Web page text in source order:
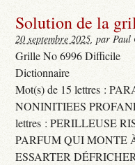
Solution de la
20 septembre 2025, par Paul
Grille No 6996 Difficile
Dictionnaire
Mot(s) de 15 lettres :
NONINITIEES
lettres : PERILLEUSE
PARFUM QUI MONTE
ESSARTER